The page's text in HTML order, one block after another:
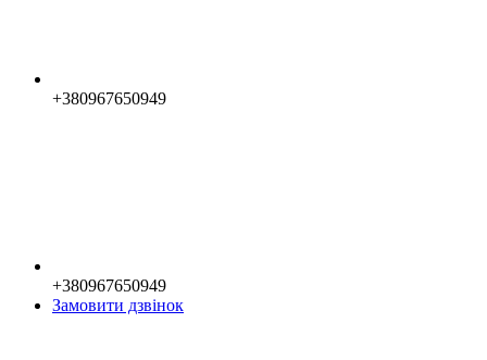
+380967650949
+380967650949
Замовити дзвінок